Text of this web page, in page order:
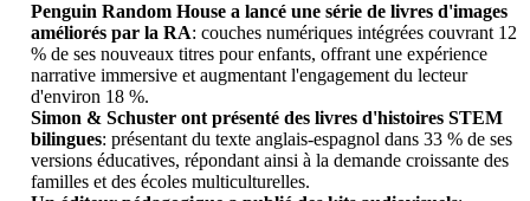
Penguin Random House a lancé une série de livres d'images
améliorés par la RA: couches numériques intégrées couvrant 12
% de ses nouveaux titres pour enfants, offrant une expérience
narrative immersive et augmentant l'engagement du lecteur
d'environ 18 %.
Simon & Schuster ont présenté des livres d'histoires STEM
bilingues: présentant du texte anglais-espagnol dans 33 % de ses
versions éducatives, répondant ainsi à la demande croissante des
familles et des écoles multiculturelles.